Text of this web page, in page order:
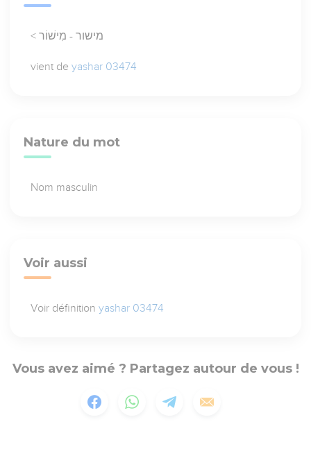
< מישור - מִישׁוֹר
vient deyashar 03474
Nature du mot
Nom masculin
Voir aussi
Voir définitionyashar 03474
Vous avez aimé ? Partagez autour de vous !